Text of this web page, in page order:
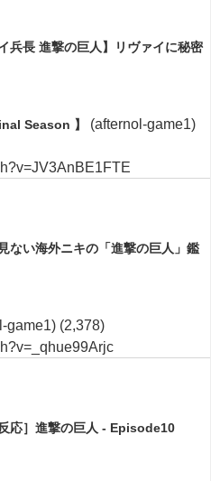
兵長 進撃の巨人】リヴァイに秘密
Season 】
(afternol-game1)
ない海外ニキの「進撃の巨人」鑑
game1) (2,378)
反応］進撃の巨人 - Episode10